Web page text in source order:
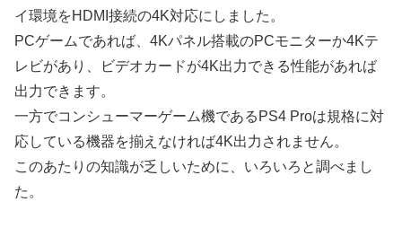
イ環境をHDMI接続の4K対応にしました。
PCゲームであれば、4Kパネル搭載のPCモニターか4Kテ
レビがあり、ビデオカードが4K出力できる性能があれば
出力できます。
一方でコンシューマーゲーム機であるPS4 Proは規格に対
応している機器を揃えなければ4K出力されません。
このあたりの知識が乏しいために、いろいろと調べまし
た。